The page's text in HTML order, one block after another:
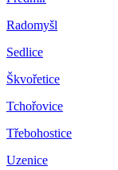
Radomyšl
Sedlice
Škvořetice
Tchořovice
Třebohostice
Uzenice